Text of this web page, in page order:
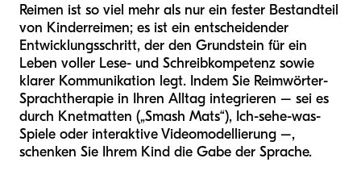
Reimen ist so viel mehr als nur ein fester Bestandteil
von Kinderreimen; es ist ein entscheidender
Entwicklungsschritt, der den Grundstein für ein
Leben voller Lese- und Schreibkompetenz sowie
klarer Kommunikation legt. Indem Sie Reimwörter-
Sprachtherapie in Ihren Alltag integrieren – sei es
durch Knetmatten („Smash Mats“), Ich-sehe-was-
Spiele oder interaktive Videomodellierung –,
schenken Sie Ihrem Kind die Gabe der Sprache.